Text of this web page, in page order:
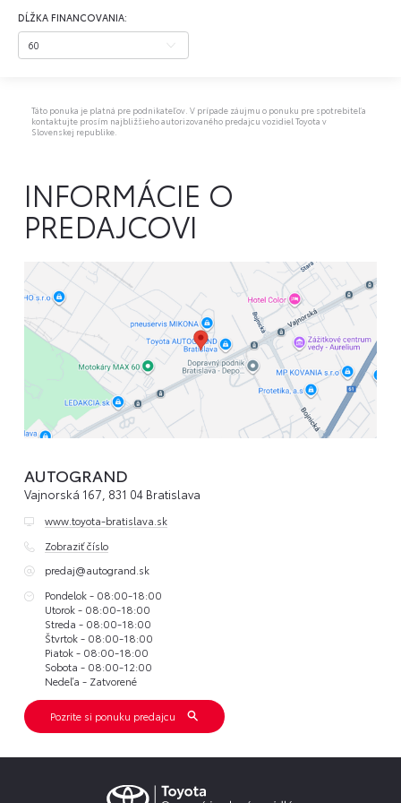
DĹŽKA FINANCOVANIA:
Táto ponuka je platná pre podnikateľov. V prípade záujmu o ponuku pre spotrebiteľa
kontaktujte prosím najbližšieho autorizovaného predajcu vozidiel Toyota v
Slovenskej republike.
INFORMÁCIE O
PREDAJCOVI
AUTOGRAND
Vajnorská 167, 831 04 Bratislava
www.toyota-bratislava.sk
Zobraziť číslo
predaj@autogrand.sk
Pondelok - 08:00-18:00
Utorok - 08:00-18:00
Streda - 08:00-18:00
Štvrtok - 08:00-18:00
Piatok - 08:00-18:00
Sobota - 08:00-12:00
Nedeľa - Zatvorené
Pozrite si ponuku predajcu